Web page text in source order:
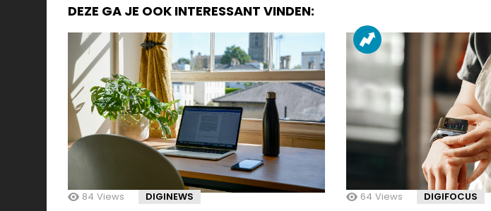
DEZE GA JE OOK INTERESSANT VINDEN:
84 Views DIGINEWS 64 Views DIGIFOCUS